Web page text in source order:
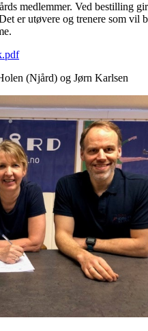
medlemmer. Ved bestilling gir
er utøvere og trenere som vil
(Njård) og Jørn Karlsen